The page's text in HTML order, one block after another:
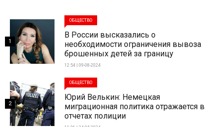
ОБЩЕСТВО
В России высказались о
необходимости ограничения вывоза
брошенных детей за границу
12:54 | 09-08-2024
1
ОБЩЕСТВО
Юрий Велькин: Немецкая
миграционная политика отражается в
отчетах полиции
2